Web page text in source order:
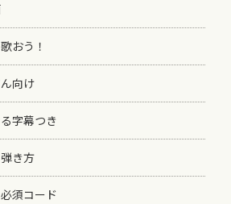
おう！
向け
字幕つき
き方
須コード